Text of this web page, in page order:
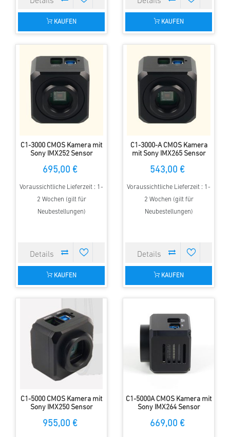
KAUFEN KAUFEN
C1-3000 CMOS Kamera mit
Sony IMX252 Sensor
695,00 €
Voraussichtliche Lieferzeit : 1-
2 Wochen (gilt für
Neubestellungen)
KAUFEN
C1-3000-A CMOS Kamera
mit Sony IMX265 Sensor
543,00 €
Voraussichtliche Lieferzeit : 1-
2 Wochen (gilt für
Neubestellungen)
KAUFEN
C1-5000 CMOS Kamera mit
Sony IMX250 Sensor
955,00 €
C1-5000A CMOS Kamera mit
Sony IMX264 Sensor
669,00 €